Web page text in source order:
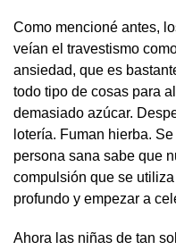
Como mencioné antes,
veían el travestismo
ansiedad, que es
todo tipo de cosas para
demasiado azúcar.
lotería. Fuman hierba.
persona sana sabe que
compulsión que se
profundo y empezar a
Ahora las niñas de tan